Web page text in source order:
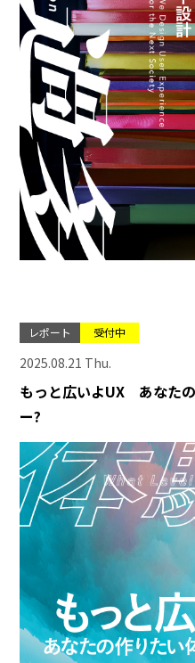
レポート 受付中
2025.08.21 Thu.
もっと広いよUX あなた
ー?